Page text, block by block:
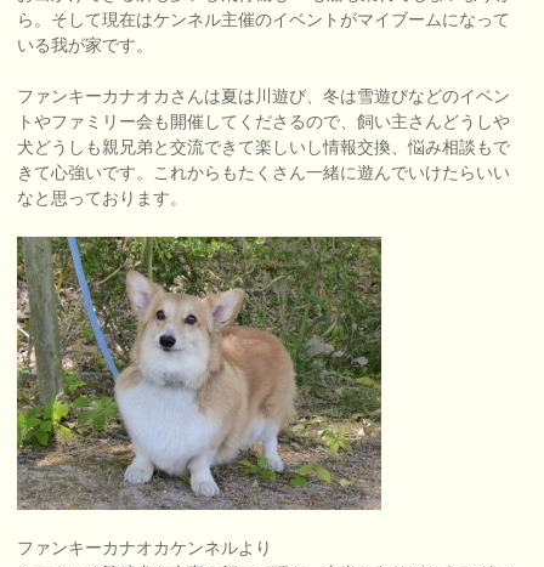
ら。そして現在はケンネル主催のイベントがマイブームになって
いる我が家です。
ファンキーカナオカさんは夏は川遊び、冬は雪遊びなどのイベン
トやファミリー会も開催してくださるので、飼い主さんどうしや
犬どうしも親兄弟と交流できて楽しいし情報交換、悩み相談もで
きて心強いです。これからもたくさん一緒に遊んでいけたらいい
なと思っております。
ファンキーカナオカケンネルより